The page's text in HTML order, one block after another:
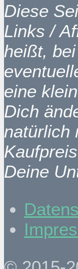
Diese
Links /
heißt,
eine
Dich
natürlich
Deine